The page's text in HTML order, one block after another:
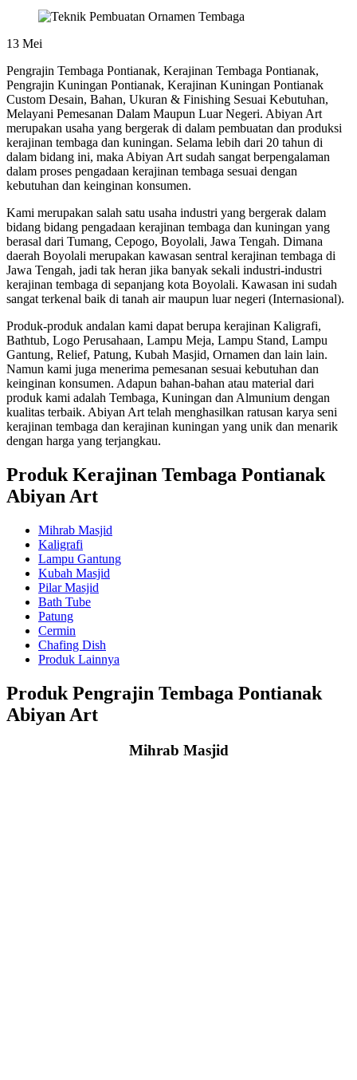
13 Mei
Pengrajin Tembaga Pontianak, Kerajinan Tembaga Pontianak,
Pengrajin Kuningan Pontianak, Kerajinan Kuningan Pontianak
Custom Desain, Bahan, Ukuran & Finishing Sesuai Kebutuhan,
Melayani Pemesanan Dalam Maupun Luar Negeri. Abiyan Art
merupakan usaha yang bergerak di dalam pembuatan dan produksi
kerajinan tembaga dan kuningan. Selama lebih dari 20 tahun di
dalam bidang ini, maka Abiyan Art sudah sangat berpengalaman
dalam proses pengadaan kerajinan tembaga sesuai dengan
kebutuhan dan keinginan konsumen.
Kami merupakan salah satu usaha industri yang bergerak dalam
bidang bidang pengadaan kerajinan tembaga dan kuningan yang
berasal dari Tumang, Cepogo, Boyolali, Jawa Tengah. Dimana
daerah Boyolali merupakan kawasan sentral kerajinan tembaga di
Jawa Tengah, jadi tak heran jika banyak sekali industri-industri
kerajinan tembaga di sepanjang kota Boyolali. Kawasan ini sudah
sangat terkenal baik di tanah air maupun luar negeri (Internasional).
Produk-produk andalan kami dapat berupa kerajinan Kaligrafi,
Bathtub, Logo Perusahaan, Lampu Meja, Lampu Stand, Lampu
Gantung, Relief, Patung, Kubah Masjid, Ornamen dan lain lain.
Namun kami juga menerima pemesanan sesuai kebutuhan dan
keinginan konsumen. Adapun bahan-bahan atau material dari
produk kami adalah Tembaga, Kuningan dan Almunium dengan
kualitas terbaik. Abiyan Art telah menghasilkan ratusan karya seni
kerajinan tembaga dan kerajinan kuningan yang unik dan menarik
dengan harga yang terjangkau.
Produk Kerajinan Tembaga Pontianak
Abiyan Art
Mihrab Masjid
Kaligrafi
Lampu Gantung
Kubah Masjid
Pilar Masjid
Bath Tube
Patung
Cermin
Chafing Dish
Produk Lainnya
Produk Pengrajin Tembaga Pontianak
Abiyan Art
Mihrab Masjid